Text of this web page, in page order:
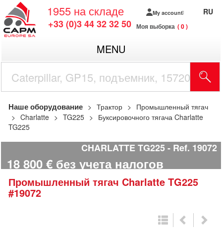
1955 на складе
+33 (0)3 44 32 32 50
My account
Моя выборка 0
RU
MENU
Наше оборудование Трактор
Промышленный тягач
Charlatte
TG225
Буксировочного тягача Charlatte
TG225
CHARLATTE TG225 Ref. 19072
18 800 € без учета налогов
Промышленный тягач Charlatte TG225
#19072